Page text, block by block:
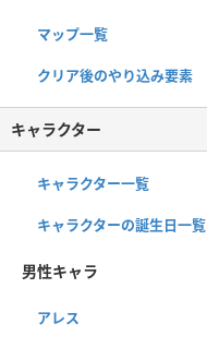
マップ一覧
クリア後のやり込み要素
キャラクター
キャラクター一覧
キャラクターの誕生日一覧
男性キャラ
アレス